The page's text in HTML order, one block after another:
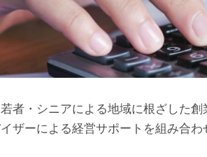
者・シニアによる地域に根ざした
ザーによる経営サポートを組み合わ